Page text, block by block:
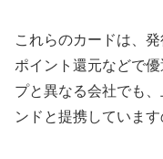
これらのカードは、
ポイント還元などで
プと異なる会社でも
ンドと提携していま